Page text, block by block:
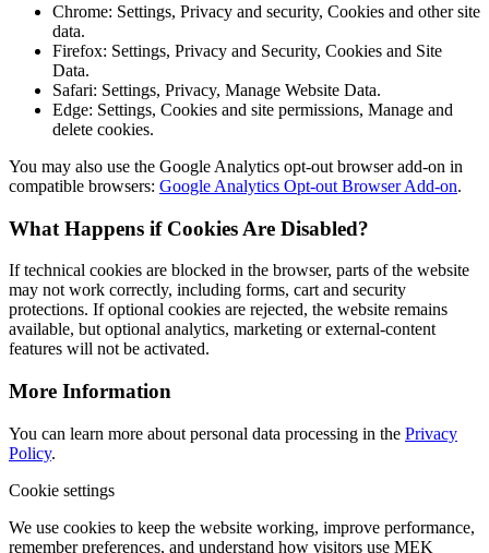
Chrome: Settings, Privacy and security, Cookies and other site
data.
Firefox: Settings, Privacy and Security, Cookies and Site
Data.
Safari: Settings, Privacy, Manage Website Data.
Edge: Settings, Cookies and site permissions, Manage and
delete cookies.
You may also use the Google Analytics opt-out browser add-on in
compatible browsers: Google Analytics Opt-out Browser Add-on.
What Happens if Cookies Are Disabled?
If technical cookies are blocked in the browser, parts of the website
may not work correctly, including forms, cart and security
protections. If optional cookies are rejected, the website remains
available, but optional analytics, marketing or external-content
features will not be activated.
More Information
You can learn more about personal data processing in the Privacy
Policy.
Cookie settings
We use cookies to keep the website working, improve performance,
remember preferences, and understand how visitors use MEK